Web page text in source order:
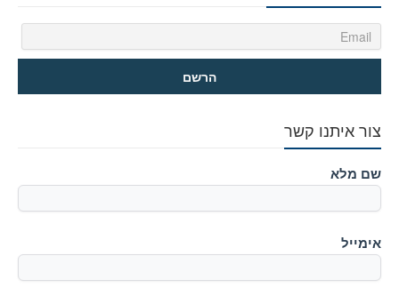
צור איתנו קשר
שם מלא
אימייל